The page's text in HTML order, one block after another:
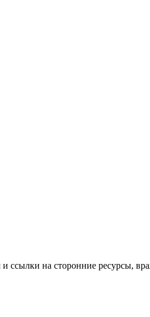
на сторонние ресурсы,